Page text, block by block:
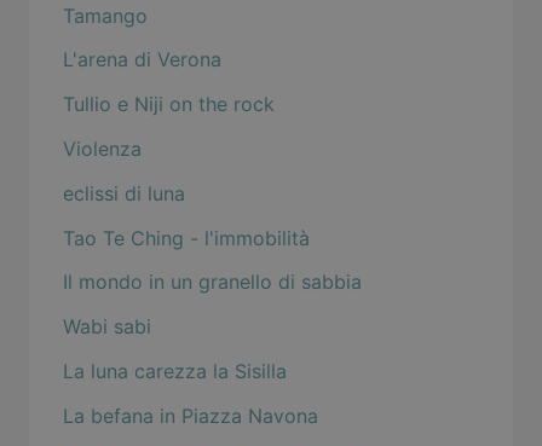
Tamango
L'arena di Verona
Tullio e Niji on the rock
Violenza
eclissi di luna
Tao Te Ching - l'immobilità
Il mondo in un granello di sabbia
Wabi sabi
La luna carezza la Sisilla
La befana in Piazza Navona